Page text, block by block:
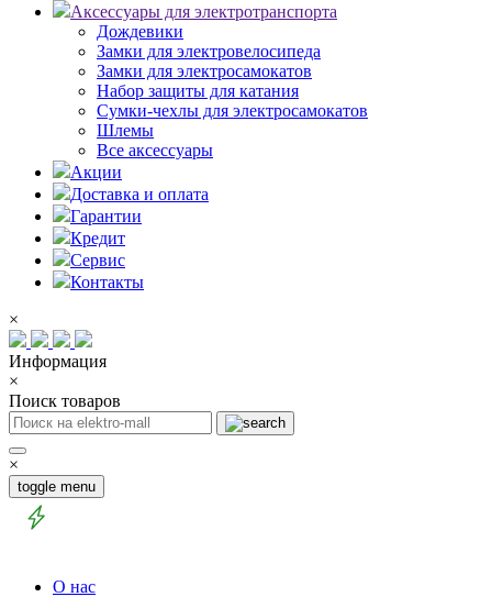
Аксессуары для электротранспорта
Дождевики
Замки для электровелосипеда
Замки для электросамокатов
Набор защиты для катания
Сумки-чехлы для электросамокатов
Шлемы
Все аксессуары
Акции
Доставка и оплата
Гарантии
Кредит
Сервис
Контакты
×
Информация
×
Поиск товаров
×
toggle menu
О нас